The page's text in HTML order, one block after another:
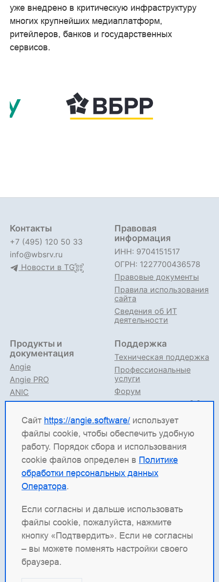
уже внедрено в критическую инфраструктуру
многих крупнейших медиаплатформ,
ритейлеров, банков и государственных
сервисов.
Сайт https://angie.software/ использует
файлы cookie, чтобы обеспечить удобную
работу. Порядок сбора и использования
cookie файлов определен в Политике
обработки персональных данных
Оператора.
Если согласны и дальше использовать
файлы cookie, пожалуйста, нажмите
кнопку «Подтвердить». Если не согласны
– вы можете поменять настройки своего
браузера.
Контакты
+7 (495) 120 50 33
info@wbsrv.ru
Новости в TG
Правовая
информация
ИНН: 9704151517
ОГРН: 1227700436578
Правовые документы
Правила использования
сайта
Сведения об ИТ
деятельности
Продукты и
документация
Angie
Angie PRO
ANIC
Angie ADC
Документация
Поддержка
Техническая поддержка
Профессиональные
услуги
Форум
Поддержка в TG
Angie Software(ООО "Веб-Сервер") — российская
ИТ-компания, которая развивает решения для
высоконагруженных систем. Среди наших
продуктов: система балансировки
(контроллер доставки приложений), веб-сервер
Angie PROиAngie Ingress Controller(ANIC) —
решение для управления трафиком
контейнеризированных приложений в Kubernetes.
Наша отдельная гордость — веб-сервер с
открытым кодом
nginx и призван превзойти функциональность